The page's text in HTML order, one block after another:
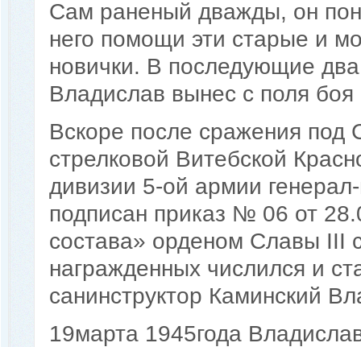
Сам раненый дважды, он
него помощи эти старые и
новички. В последующие
Владислав вынес с поля
Вскоре после сражения
стрелковой Витебской
дивизии 5-ой армии
подписан приказ № 06 от
состава» орденом Славы III
награжденных числился и
санинструктор Каминский
19марта 1945года